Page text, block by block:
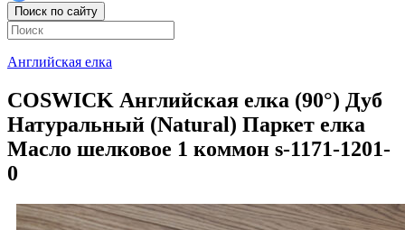
Поиск по сайту
Английская елка
COSWICK Английская елка (90°) Дуб
Натуральный (Natural) Паркет елка
Масло шелковое 1 коммон s-1171-1201-
0